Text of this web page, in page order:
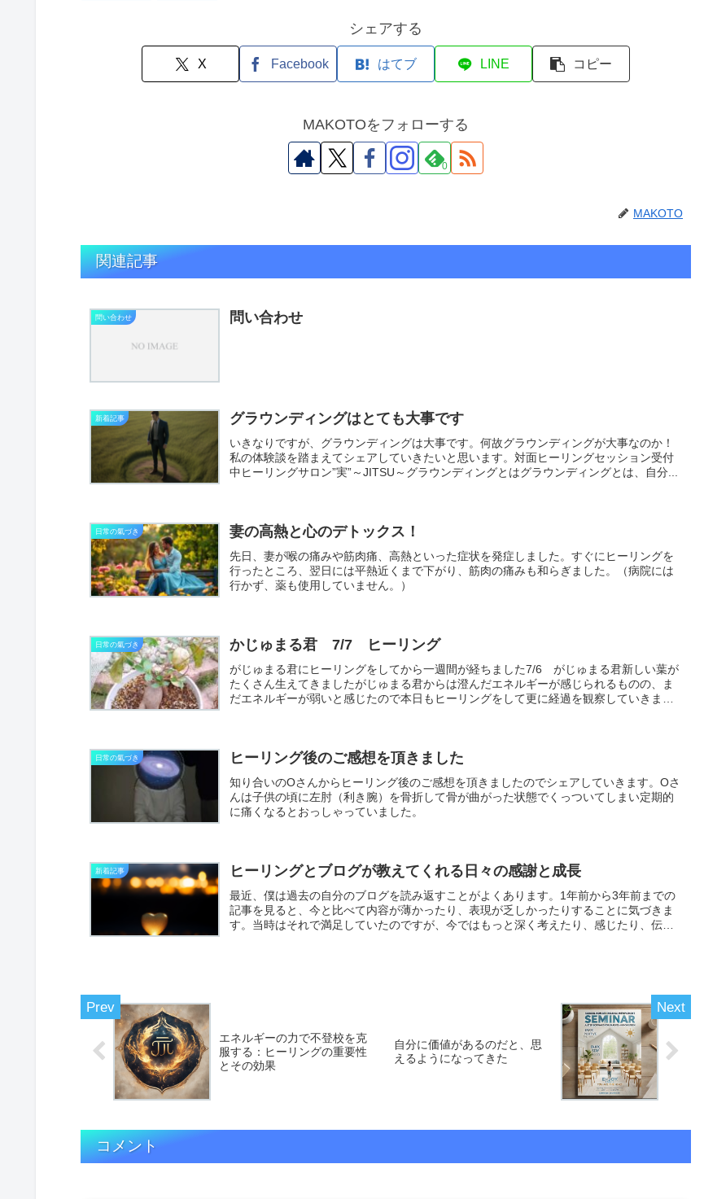
シェアする
X Facebook はてブ LINE コピー
MAKOTOをフォローする
0
MAKOTO
関連記事
問い合わせ 問い合わせ
新着記事 グラウンディングはとても大事です
いきなりですが、グラウンディングは大事です。何故グラウンディングが大事なのか！
私の体験談を踏まえてシェアしていきたいと思います。対面ヒーリングセッション受付
中ヒーリングサロン”実”～JITSU～グラウンディングとはグラウンディングとは、自分...
日常の氣づき 妻の高熱と心のデトックス！
先日、妻が喉の痛みや筋肉痛、高熱といった症状を発症しました。すぐにヒーリングを
行ったところ、翌日には平熱近くまで下がり、筋肉の痛みも和らぎました。（病院には
行かず、薬も使用していません。）
日常の氣づき かじゅまる君 7/7 ヒーリング
がじゅまる君にヒーリングをしてから一週間が経ちました7/6 がじゅまる君新しい葉が
たくさん生えてきましたがじゅまる君からは澄んだエネルギーが感じられるものの、ま
だエネルギーが弱いと感じたので本日もヒーリングをして更に経過を観察していきます
日常の氣づき ヒーリング後のご感想を頂きました
知り合いのOさんからヒーリング後のご感想を頂きましたのでシェアしていきます。Oさ
んは子供の頃に左肘（利き腕）を骨折して骨が曲がった状態でくっついてしまい定期的
に痛くなるとおっしゃっていました。
新着記事 ヒーリングとブログが教えてくれる日々の感謝と成長
最近、僕は過去の自分のブログを読み返すことがよくあります。1年前から3年前までの
記事を見ると、今と比べて内容が薄かったり、表現が乏しかったりすることに気づきま
す。当時はそれで満足していたのですが、今ではもっと深く考えたり、感じたり、伝え
エネルギーの力で不登校を克
服する：ヒーリングの重要性
とその効果
自分に価値があるのだと、思
えるようになってきた
コメント